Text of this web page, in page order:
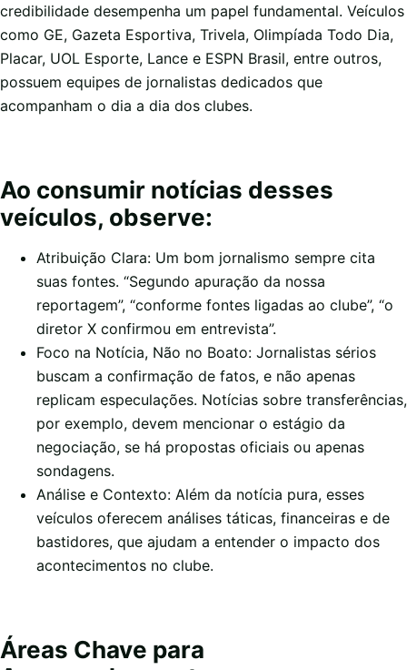
credibilidade desempenha um papel fundamental. Veículos
como GE, Gazeta Esportiva, Trivela, Olimpíada Todo Dia,
Placar, UOL Esporte, Lance e ESPN Brasil, entre outros,
possuem equipes de jornalistas dedicados que
acompanham o dia a dia dos clubes.
Ao consumir notícias desses
veículos, observe:
Atribuição Clara: Um bom jornalismo sempre cita
suas fontes. “Segundo apuração da nossa
reportagem”, “conforme fontes ligadas ao clube”, “o
diretor X confirmou em entrevista”.
Foco na Notícia, Não no Boato: Jornalistas sérios
buscam a confirmação de fatos, e não apenas
replicam especulações. Notícias sobre transferências,
por exemplo, devem mencionar o estágio da
negociação, se há propostas oficiais ou apenas
sondagens.
Análise e Contexto: Além da notícia pura, esses
veículos oferecem análises táticas, financeiras e de
bastidores, que ajudam a entender o impacto dos
acontecimentos no clube.
Áreas Chave para